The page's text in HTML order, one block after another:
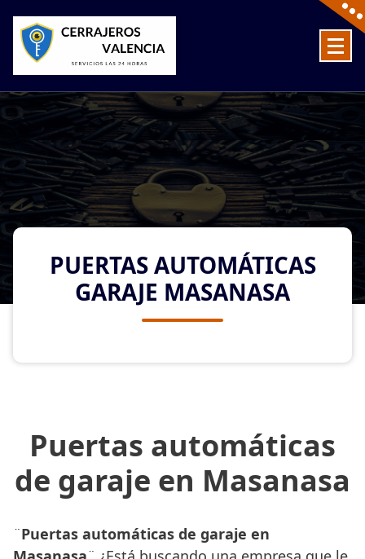
content
PUERTAS AUTOMÁTICAS
GARAJE MASANASA
Puertas automáticas
de garaje en Masanasa
¨Puertas automáticas de garaje en